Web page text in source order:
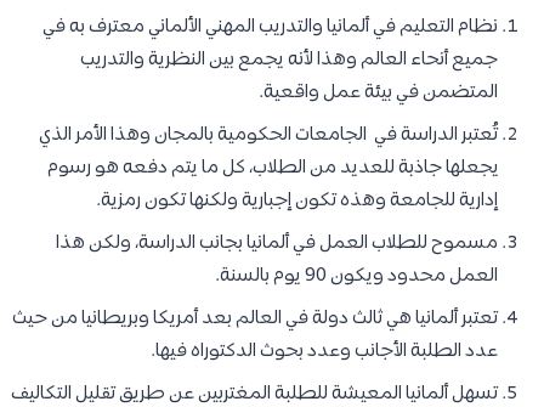
نظام التعليم في ألمانيا والتدريب المهني الألماني معترف به في
جميع أنحاء العالم وهذا لأنه يجمع بين النظرية والتدريب
المتضمن في بيئة عمل واقعية.
تُعتبر الدراسة في الجامعات الحكومية بالمجان وهذا الأمر الذي
يجعلها جاذبة للعديد من الطلاب، كل ما يتم دفعه هو رسوم
إدارية للجامعة وهذه تكون إجبارية ولكنها تكون رمزية.
مسموح للطلاب العمل في ألمانيا بجانب الدراسة، ولكن هذا
العمل محدود ويكون 90 يوم بالسنة.
تعتبر ألمانيا هي ثالث دولة في العالم بعد أمريكا وبريطانيا من حيث
عدد الطلبة الأجانب وعدد بحوث الدكتوراه فيها.
تسهل ألمانيا المعيشة للطلبة المغتربين عن طريق تقليل التكاليف